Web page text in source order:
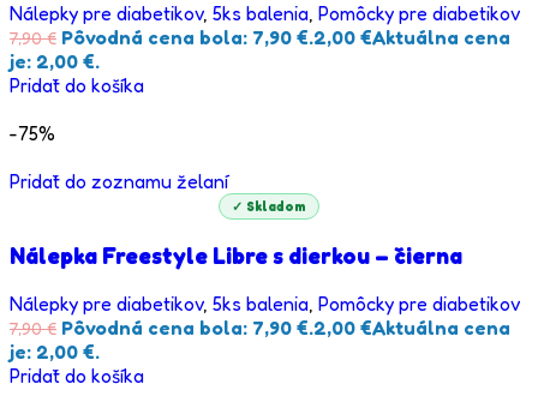
Nálepky pre diabetikov, 5ks balenia, Pomôcky pre diabetikov
7,90€ Pôvodná cena bola: 7,90 €.2,00 €Aktuálna cena
je: 2,00 €.
Pridať do košíka
-75%
Pridať do zoznamu želaní
✓ Skladom
Nálepka Freestyle Libre s dierkou – čierna
Nálepky pre diabetikov, 5ks balenia Pomôcky pre diabetikov
7,90€ Pôvodná cena bola: 7,90 €.2,00 €Aktuálna cena
je: 2,00 €.
Pridať do košíka